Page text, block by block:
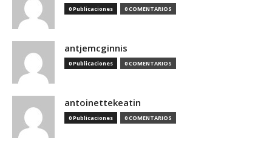
0 Publicaciones 0 COMENTARIOS
antjemcginnis
0 Publicaciones 0 COMENTARIOS
antoinettekeatin
0 Publicaciones 0 COMENTARIOS